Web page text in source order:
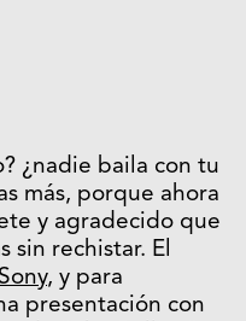
¿nadie baila con tu
más, porque ahora
y agradecido que
sin rechistar. El
Sony, y para
presentación con